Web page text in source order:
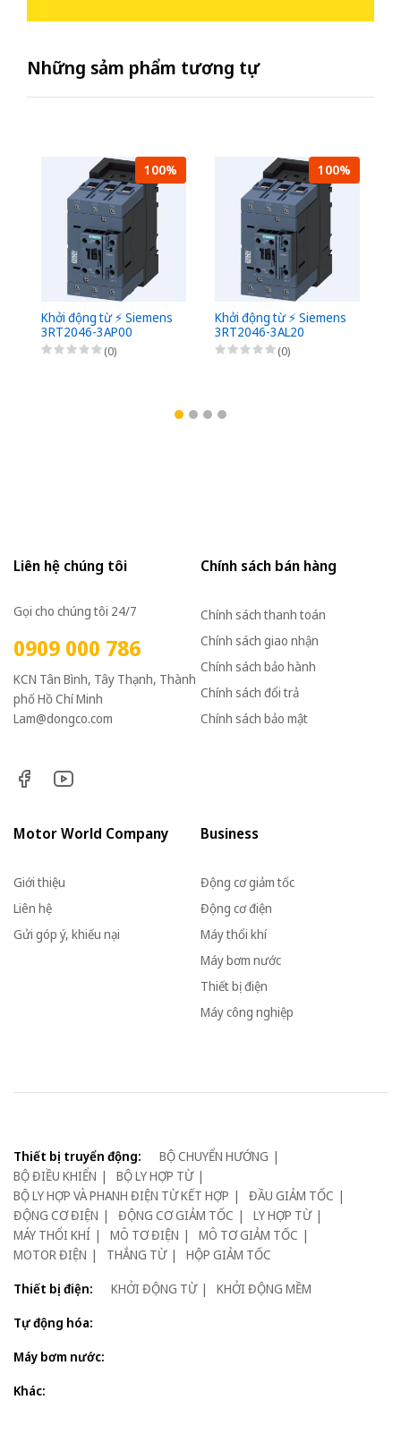
Những sảm phẩm tương tự
100%
Khởi động từ ⚡️ Siemens
3RT2046-3AP00
(0)
100%
Khởi động từ ⚡️ Siemens
3RT2046-3AL20
(0)
Liên hệ chúng tôi
Gọi cho chúng tôi 24/7
0909 000 786
KCN Tân Bình, Tây Thạnh, Thành
phố Hồ Chí Minh
Lam@dongco.com
Chính sách bán hàng
Chính sách thanh toán
Chính sách giao nhận
Chính sách bảo hành
Chính sách đổi trả
Chính sách bảo mật
Motor World Company
Giới thiệu
Liên hệ
Gửi góp ý, khiếu nại
Business
Động cơ giảm tốc
Động cơ điện
Máy thổi khí
Máy bơm nước
Thiết bị điện
Máy công nghiệp
Thiết bị truyển động:
BỘ CHUYỂN HƯỚNG
BỘ ĐIỀU KHIỂN
BỘ LY HỢP TỪ
BỘ LY HỢP VÀ PHANH ĐIỆN TỪ KẾT HỢP
ĐẦU GIẢM TỐC
ĐỘNG CƠ ĐIỆN
ĐỘNG CƠ GIẢM TỐC
LY HỢP TỪ
MÁY THỔI KHÍ
MÔ TƠ ĐIỆN
MÔ TƠ GIẢM TỐC
MOTOR ĐIỆN
THẮNG TỪ
HỘP GIẢM TỐC
Thiết bị điện:
KHỞI ĐỘNG TỪ
KHỞI ĐỘNG MỀM
Tự động hóa:
Máy bơm nước:
Khác: